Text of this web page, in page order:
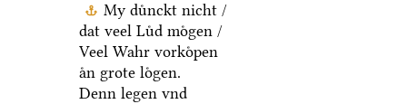
My duͤnckt nicht /
dat veel Luͤd moͤgen /
Veel Wahr vorkoͤpen
aͤn grote loͤgen.
Denn legen vnd